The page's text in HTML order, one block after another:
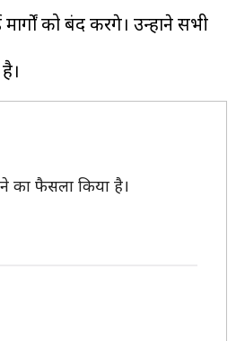
को बंद करेंगे। उन्होंने सभी
का फैसला किया है।